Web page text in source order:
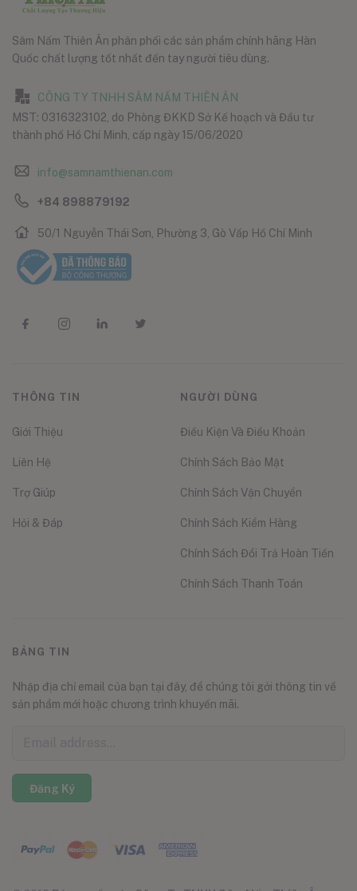
Sâm Nấm Thiên Ân phân phối các sản phẩm chính hãng Hàn
Quốc chất lượng tốt nhất đến tay người tiêu dùng.
CÔNG TY TNHH SÂM NẤM THIÊN ÂN
MST: 0316323102, do Phòng ĐKKD Sở Kế hoạch và Đầu tư
thành phố Hồ Chí Minh, cấp ngày 15/06/2020
info@samnamthienan.com
+84 898879192
50/1 Nguyễn Thái Sơn, Phường 3, Gò Vấp Hồ Chí Minh
THÔNG TIN
Giới Thiệu
Liên Hệ
Trợ Giúp
Hỏi & Đáp
NGƯỜI DÙNG
Điều Kiện Và Điều Khoản
Chính Sách Bảo Mật
Chính Sách Vận Chuyển
Chính Sách Kiểm Hàng
Chính Sách Đổi Trả Hoàn Tiền
Chính Sách Thanh Toán
BẢNG TIN
Nhập địa chỉ email của bạn tại đây, để chúng tôi gởi thông tin về
sản phẩm mới hoặc chương trình khuyến mãi.
Đăng Ký